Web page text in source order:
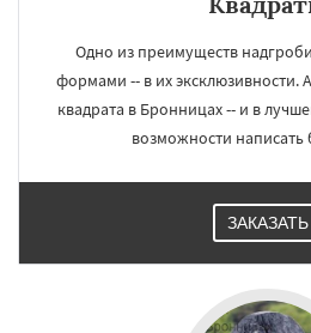
Одно из преимуществ
формами -- в их эксклюзивности.
квадрата в Бронницах -- и в
возможности написать
ЗАКАЗАТЬ